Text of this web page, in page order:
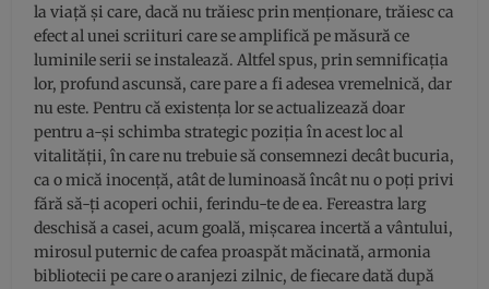
la viață și care, dacă nu trăiesc prin menționare, trăiesc ca
efect al unei scriituri care se amplifică pe măsură ce
luminile serii se instalează. Altfel spus, prin semnificația
lor, profund ascunsă, care pare a fi adesea vremelnică, dar
nu este. Pentru că existența lor se actualizează doar
pentru a-și schimba strategic poziția în acest loc al
vitalității, în care nu trebuie să consemnezi decât bucuria,
ca o mică inocență, atât de luminoasă încât nu o poți privi
fără să-ți acoperi ochii, ferindu-te de ea. Fereastra larg
deschisă a casei, acum goală, mișcarea incertă a vântului,
mirosul puternic de cafea proaspăt măcinată, armonia
bibliotecii pe care o aranjezi zilnic, de fiecare dată după